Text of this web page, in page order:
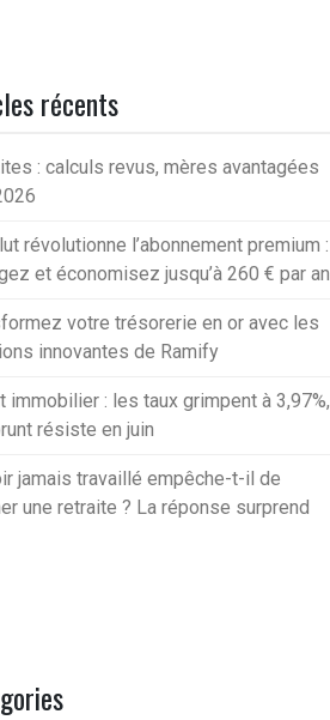
récents
: calculs revus, mères avantagées
révolutionne l’abonnement premium :
et économisez jusqu’à 260 € par an
votre trésorerie en or avec les
innovantes de Ramify
immobilier : les taux grimpent à 3,97%,
résiste en juin
jamais travaillé empêche-t-il de
une retraite ? La réponse surprend